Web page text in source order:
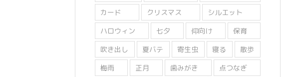
カード
クリスマス
シルエット
ハロウィン
七夕 仰向け
保育
吹き出し
夏バテ 寄生虫 寝る
散歩
梅雨
正月 歯みがき
点つなぎ